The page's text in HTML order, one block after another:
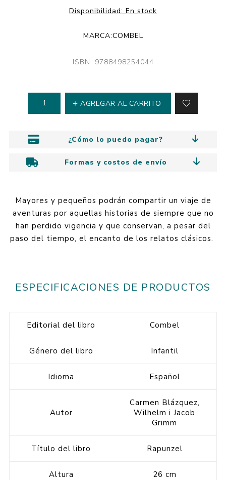
Disponibilidad: En stock
MARCA:COMBEL
ISBN: 9788498254044
AGREGAR AL CARRITO
¿Cómo lo puedo pagar?
Formas y costos de envío
Mayores y pequeños podrán compartir un viaje de
aventuras por aquellas historias de siempre que no
han perdido vigencia y que conservan, a pesar del
paso del tiempo, el encanto de los relatos clásicos.
ESPECIFICACIONES DE PRODUCTOS
Editorial del libro Combel
Género del libro Infantil
Idioma Español
Autor
Carmen Blázquez,
Wilhelm i Jacob
Grimm
Título del libro Rapunzel
Altura 26 cm